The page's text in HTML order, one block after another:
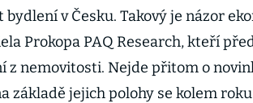
v Česku. Takový je názor
Prokopa PAQ Research, kteří
z nemovitosti. Nejde přitom o
základě jejich polohy se kolem roku